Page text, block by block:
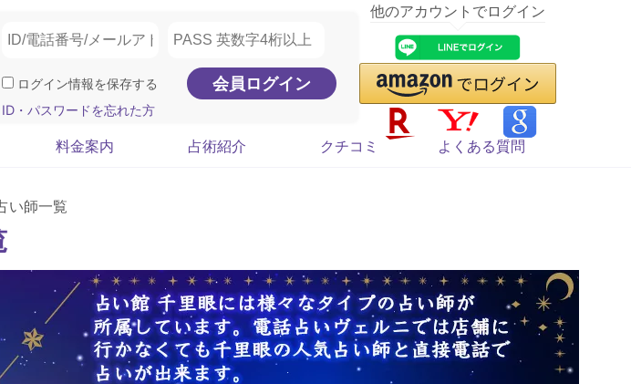
ログイン情報を保存する
ID・パスワードを忘れた方
他のアカウントでログイン
料金案内 占術紹介 クチコミ よくある質問
い師一覧